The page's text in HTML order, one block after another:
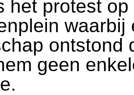
het protest op
waarbij
ontstond
geen